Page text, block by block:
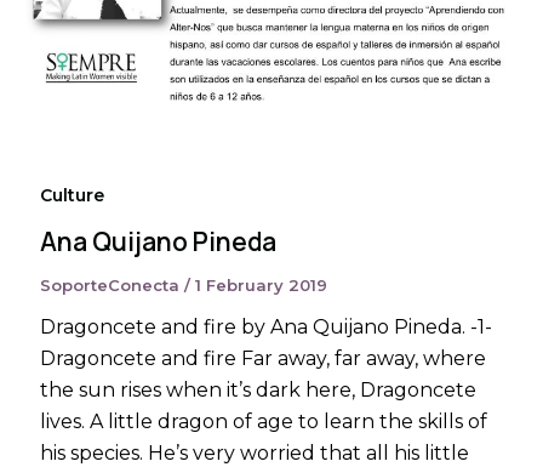
Culture
Ana Quijano Pineda
SoporteConecta /1 February 2019
Dragoncete and fire by Ana Quijano Pineda. -1-
Dragoncete and fire Far away, far away, where
the sun rises when it’s dark here, Dragoncete
lives. A little dragon of age to learn the skills of
his species. He’s very worried that all his little